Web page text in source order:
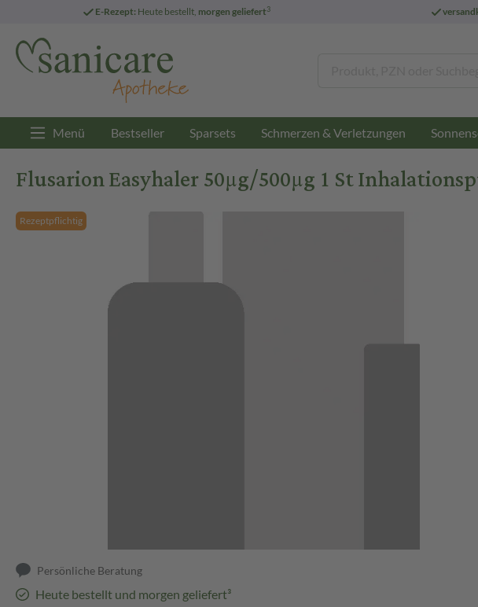
E-Rezept: Heute bestellt, morgen geliefert3
Menü Bestseller Sparsets Schmerzen & Verletzungen
Flusarion Easyhaler 50µg/500µg 1 St
Rezeptpflichtig
Persönliche Beratung
Heute bestellt und morgen geliefert³